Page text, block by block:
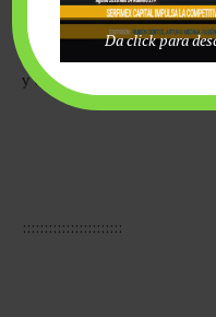
infraestructura, sino que
combina eficiencia
y visión global.
:::::::::::::::::::::::
Da click para